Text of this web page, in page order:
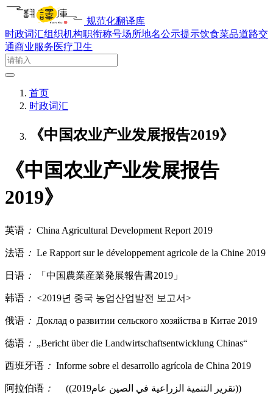
规范化翻译库
时政词汇组织机构职衔称号场所地名公示提示饮食菜品道路交
通商业服务医疗卫生
首页
时政词汇
《中国农业产业发展报告2019》
《中国农业产业发展报告
2019》
英语 ： China Agricultural Development Report 2019
法语 ： Le Rapport sur le développement agricole de la Chine 2019
日语 ： 「中国農業産業発展報告書2019」
韩语 ： <2019년 중국 농업산업발전 보고서>
俄语 ： Доклад о развитии сельского хозяйства в Китае 2019
德语 ： „Bericht über die Landwirtschaftsentwicklung Chinas“
西班牙语 ： Informe sobre el desarrollo agrícola de China 2019
阿拉伯语 ： ((تقرير التنمية الزراعية في الصين عام2019))